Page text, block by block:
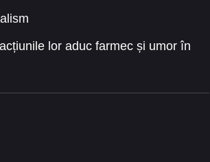
lor aduc farmec și umor în